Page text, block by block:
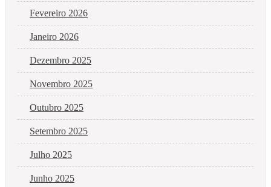
Fevereiro 2026
Janeiro 2026
Dezembro 2025
Novembro 2025
Outubro 2025
Setembro 2025
Julho 2025
Junho 2025